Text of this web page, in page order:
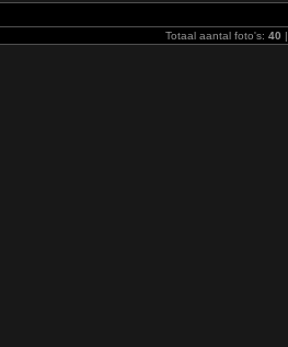
Totaal aantal foto's: 40